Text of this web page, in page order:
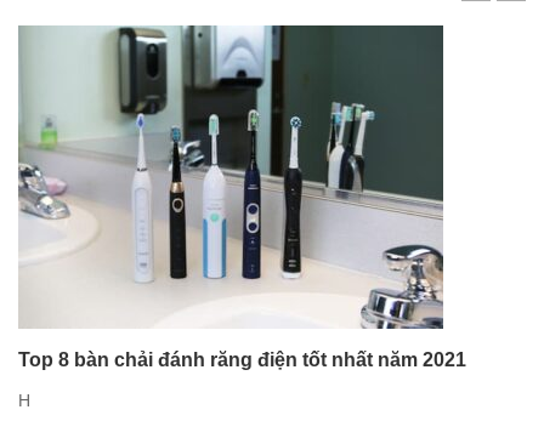
Top 8 bàn chải đánh răng điện tốt nhất năm 2021
H